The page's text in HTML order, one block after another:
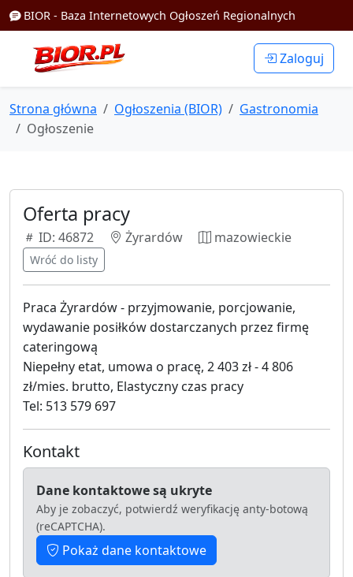
BIOR - Baza Internetowych Ogłoszeń Regionalnych
Zaloguj
Strona główna Ogłoszenia (BIOR)
Gastronomia
Ogłoszenie
Oferta pracy
ID: 46872 Żyrardów mazowieckie
Wróć do listy
Praca Żyrardów - przyjmowanie, porcjowanie,
wydawanie posiłków dostarczanych przez firmę
cateringową
Niepełny etat, umowa o pracę, 2 403 zł - 4 806
zł/mies. brutto, Elastyczny czas pracy
Tel: 513 579 697
Kontakt
Dane kontaktowe są ukryte
Aby je zobaczyć, potwierdź weryfikację anty-botową
(reCAPTCHA).
Pokaż dane kontaktowe